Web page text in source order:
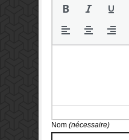
Nom (nécessaire)